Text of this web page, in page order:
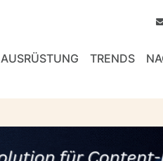
AUSRÜSTUNG TRENDS